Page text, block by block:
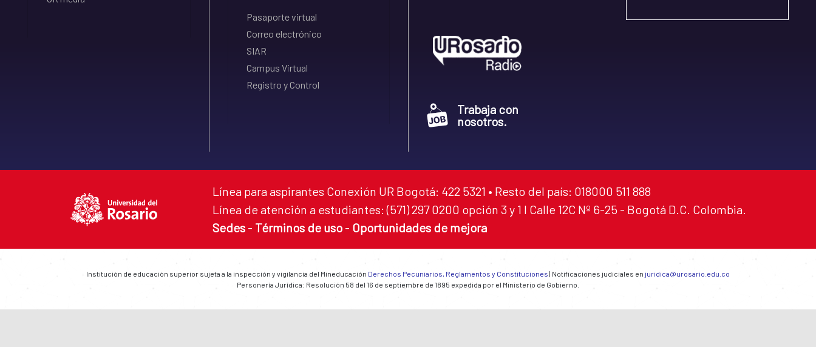
Pasaporte virtual
Correo electrónico
SIAR
Campus Virtual
Registro y Control
Trabaja con
nosotros.
Línea para aspirantes Conexión UR Bogotá: 422 5321 • Resto del país: 018000 511 888
Línea de atención a estudiantes: (571) 297 0200 opción 3 y 1 I Calle 12C Nº 6-25 - Bogotá D.C. Colombia.
Sedes - Términos de uso - Oportunidades de mejora
Institución de educación superior sujeta a la inspección y vigilancia del Mineducación Derechos Pecuniarios, Reglamentos y Constituciones | Notificaciones judiciales en juridica@urosario.edu.co
Personería Jurídica: Resolución 58 del 16 de septiembre de 1895 expedida por el Ministerio de Gobierno.